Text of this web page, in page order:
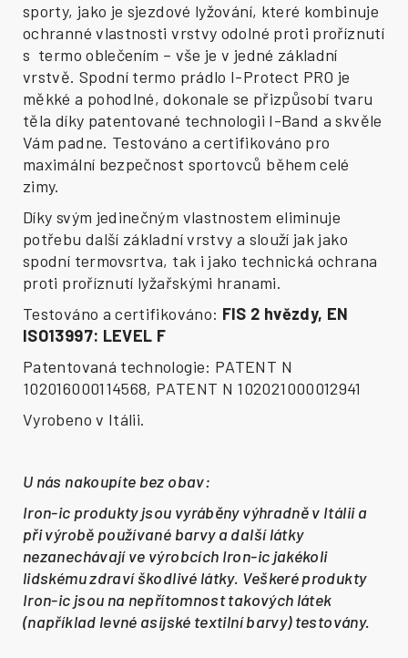
sporty, jako je sjezdové lyžování, které kombinuje
ochranné vlastnosti vrstvy odolné proti proříznutí
s termo oblečením – vše je v jedné základní
vrstvě. Spodní termo prádlo I-Protect PRO je
měkké a pohodlné, dokonale se přizpůsobí tvaru
těla díky patentované technologii I-Band a skvěle
Vám padne. Testováno a certifikováno pro
maximální bezpečnost sportovců během celé
zimy.
Díky svým jedinečným vlastnostem eliminuje
potřebu další základní vrstvy a slouží jak jako
spodní termovsrtva, tak i jako technická ochrana
proti proříznutí lyžařskými hranami.
Testováno a certifikováno: FIS 2 hvězdy, EN
ISO13997: LEVEL F
Patentovaná technologie: PATENT N
102016000114568, PATENT N 102021000012941
Vyrobeno v Itálii.
U nás nakoupíte bez obav:
Iron-ic produkty jsou vyráběny výhradně v Itálii a
při výrobě používané barvy a další látky
nezanechávají ve výrobcích Iron-ic jakékoli
lidskému zdraví škodlivé látky. Veškeré produkty
Iron-ic jsou na nepřítomnost takových látek
(například levné asijské textilní barvy) testovány.